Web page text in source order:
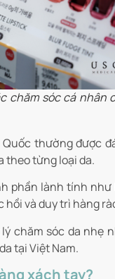
chăm sóc cá nhân
thường được
theo từng loại da.
phần lành tính
và duy trì hàng
chăm sóc da nhẹ
tại Việt Nam.
xách tay?